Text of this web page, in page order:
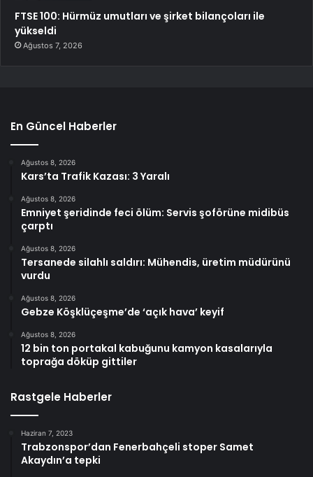
FTSE 100: Hürmüz umutları ve şirket bilançoları ile
yükseldi
Ağustos 7, 2026
En Güncel Haberler
Ağustos 8, 2026
Kars’ta Trafik Kazası: 3 Yaralı
Ağustos 8, 2026
Emniyet şeridinde feci ölüm: Servis şoförüne midibüs
çarptı
Ağustos 8, 2026
Tersanede silahlı saldırı: Mühendis, üretim müdürünü
vurdu
Ağustos 8, 2026
Gebze Köşklüçeşme’de ‘açık hava’ keyif
Ağustos 8, 2026
12 bin ton portakal kabuğunu kamyon kasalarıyla
toprağa döküp gittiler
Rastgele Haberler
Haziran 7, 2023
Trabzonspor’dan Fenerbahçeli stoper Samet
Akaydın’a tepki